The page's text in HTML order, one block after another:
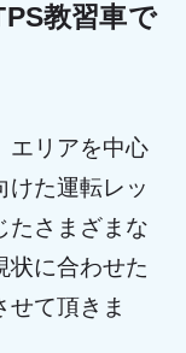
教習車で
エリアを中心
けた運転レッ
たさまざまな
状に合わせた
せて頂きま